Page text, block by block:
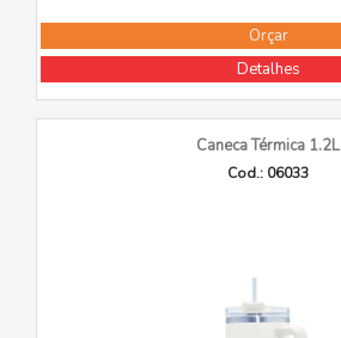
Orçar
Detalhes
Caneca Térmica 1.2L
Cod.: 06033